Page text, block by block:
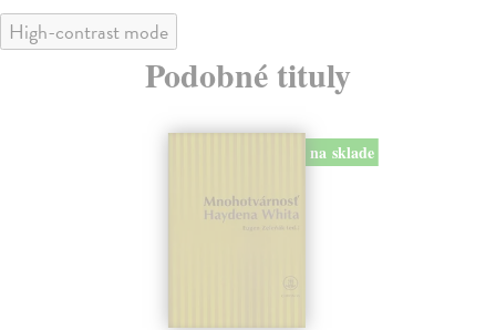
High-contrast mode
Podobné tituly
na sklade